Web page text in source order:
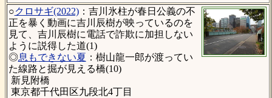
○クロサギ(2022)：吉川氷柱が春日公義の不
正を暴く動画に吉川辰樹が映っているのを
見て、吉川辰樹に電話で詐欺に加担しない
ように説得した道(1)
◎息もできない夏 ：樹山龍一郎が渡ってい
た線路と掘が見える橋(10)
新見附橋
東京都千代田区九段北4丁目